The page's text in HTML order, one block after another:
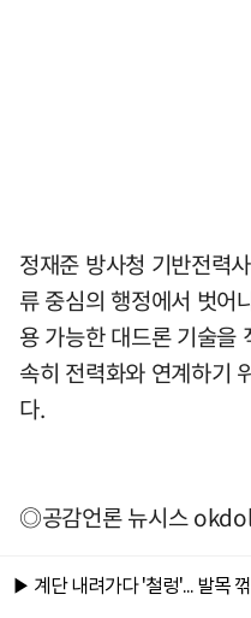
정재준 방사청 기반전력
류 중심의 행정에서 벗어
용 가능한 대드론 기술을
속히 전력화와 연계하기
다.
◎공감언론 뉴시스